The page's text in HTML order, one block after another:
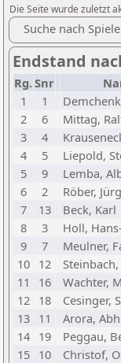
Die Seite wurde zuletzt
Suche nach
Endstand
Rg.Snr
1
1
2
6 Mittag,
3
4
4
5 Liepold,
5
9 Lemba,
6
2 Röber,
7
13 Beck, Karl
8
3 Holl,
9
7 Meulner,
10 12
11
16 Wachter,
12 18 Cesinger,
13 11 Arora,
14 19 Peggau,
15 10 Christof,